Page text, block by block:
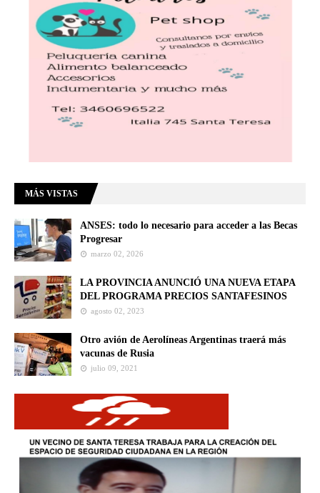
MÁS VISTAS
ANSES: todo lo necesario para acceder a las Becas
Progresar
marzo 02, 2026
LA PROVINCIA ANUNCIÓ UNA NUEVA ETAPA
DEL PROGRAMA PRECIOS SANTAFESINOS
agosto 02, 2023
Otro avión de Aerolíneas Argentinas traerá más
vacunas de Rusia
julio 09, 2021